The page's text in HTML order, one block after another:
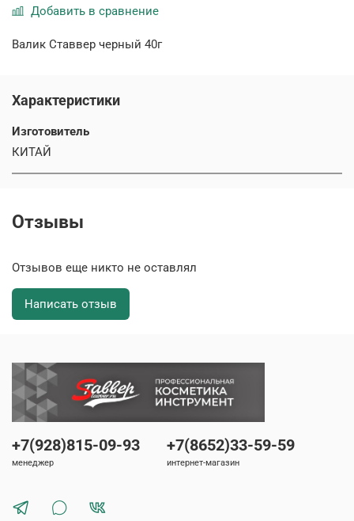
Добавить в сравнение
Валик Ставвер черный 40г
Характеристики
Изготовитель
КИТАЙ
Отзывы
Отзывов еще никто не оставлял
Написать отзыв
+7(928)815-09-93
менеджер
+7(8652)33-59-59
интернет-магазин